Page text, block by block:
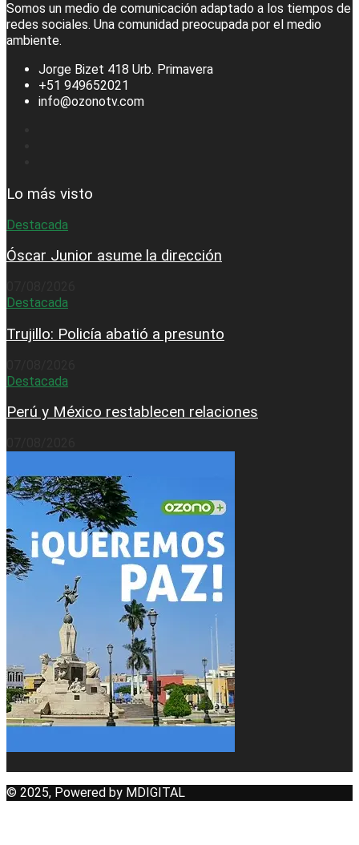
Somos un medio de comunicación adaptado a los tiempos de
redes sociales. Una comunidad preocupada por el medio
ambiente.
Jorge Bizet 418 Urb. Primavera
+51 949652021
info@ozonotv.com
Lo más visto
Destacada
Óscar Junior asume la dirección
Destacada
Trujillo: Policía abatió a presunto
Destacada
Perú y México restablecen relaciones
© 2025, Powered by MDIGITAL